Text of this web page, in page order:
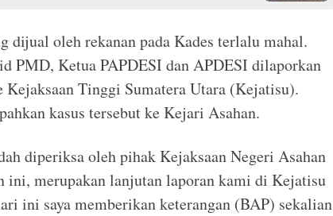
dijual oleh rekanan pada Kades terlalu mahal.
PMD, Ketua PAPDESI dan APDESI dilaporkan
Tinggi Sumatera Utara (Kejatisu).
kasus tersebut ke Kejari Asahan.
diperiksa oleh pihak Kejaksaan Negeri Asahan
ini, merupakan lanjutan laporan kami di Kejatisu
ini saya memberikan keterangan (BAP) sekalian